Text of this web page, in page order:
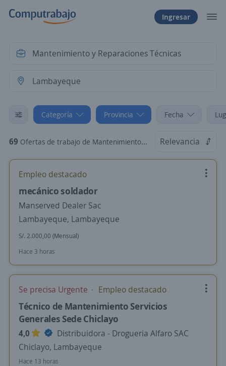
Ingresar
Categoría Provincia Fecha
69 Ofertas de trabajo de Mantenimiento y Reparaciones Técnicas en Lambayeque Relevancia
Empleo destacado
mecánico soldador
Manserved Dealer Sac
Lambayeque, Lambayeque
S/. 2.000,00 (Mensual)
Hace 3 horas
Se precisa Urgente Empleo destacado
Técnico de Mantenimiento Servicios
Generales Sede Chiclayo
4,0
Distribuidora - Drogueria Alfaro SAC
Chiclayo, Lambayeque
Hace 13 horas